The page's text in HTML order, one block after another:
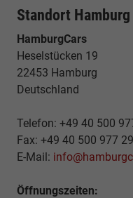
Standort
HamburgCars
Heselstücken 19
22453 Hamburg
Deutschland
Telefon: +49 40 500
Fax: +49 40 500 977
E-Mail:
Öffnungszeiten: